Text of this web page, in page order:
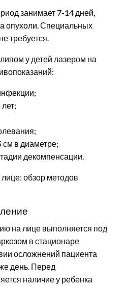
занимает 7-14 дней,
опухоли. Специальных
требуется.
у детей лазером на
в диаметре;
декомпенсации.
на лице выполняется под
в стационаре
осложнений пациента
день. Перед
наличие у ребенка